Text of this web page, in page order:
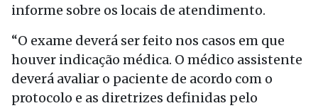
informe sobre os locais de atendimento.
“O exame deverá ser feito nos casos em que
houver indicação médica. O médico assistente
deverá avaliar o paciente de acordo com o
protocolo e as diretrizes definidas pelo